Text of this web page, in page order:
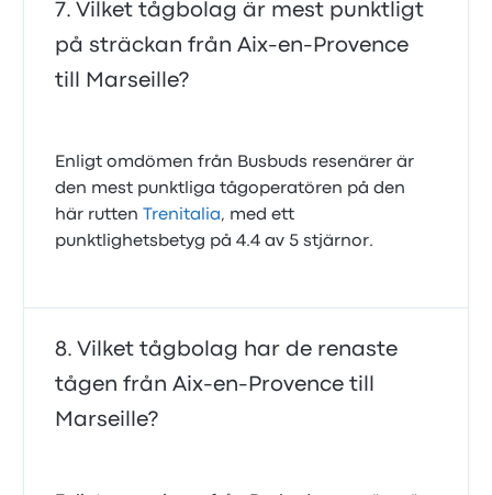
Vilket tågbolag är mest punktligt
på sträckan från Aix-en-Provence
till Marseille?
Enligt omdömen från Busbuds resenärer är
den mest punktliga tågoperatören på den
här rutten
Trenitalia, med ett
punktlighetsbetyg på 4.4 av 5 stjärnor.
Vilket tågbolag har de renaste
tågen från Aix-en-Provence till
Marseille?